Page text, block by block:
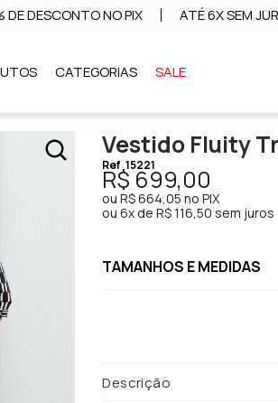
DE DESCONTO NO PIX ATÉ 6X SEM
CATEGORIAS SALE
Vestido Fluity
Ref 15221
R$ 699,00
ouR$ 664,05 no PIX
ou6x de R$ 116,50 sem juros
TAMANHOS E MEDIDAS
Descrição